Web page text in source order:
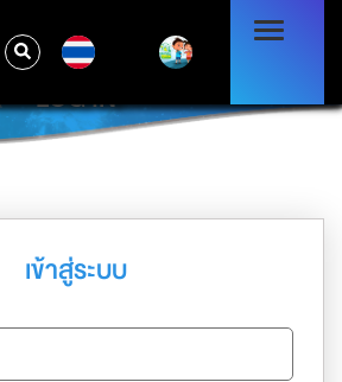
LOG IN
เข้าสู่ระบบ